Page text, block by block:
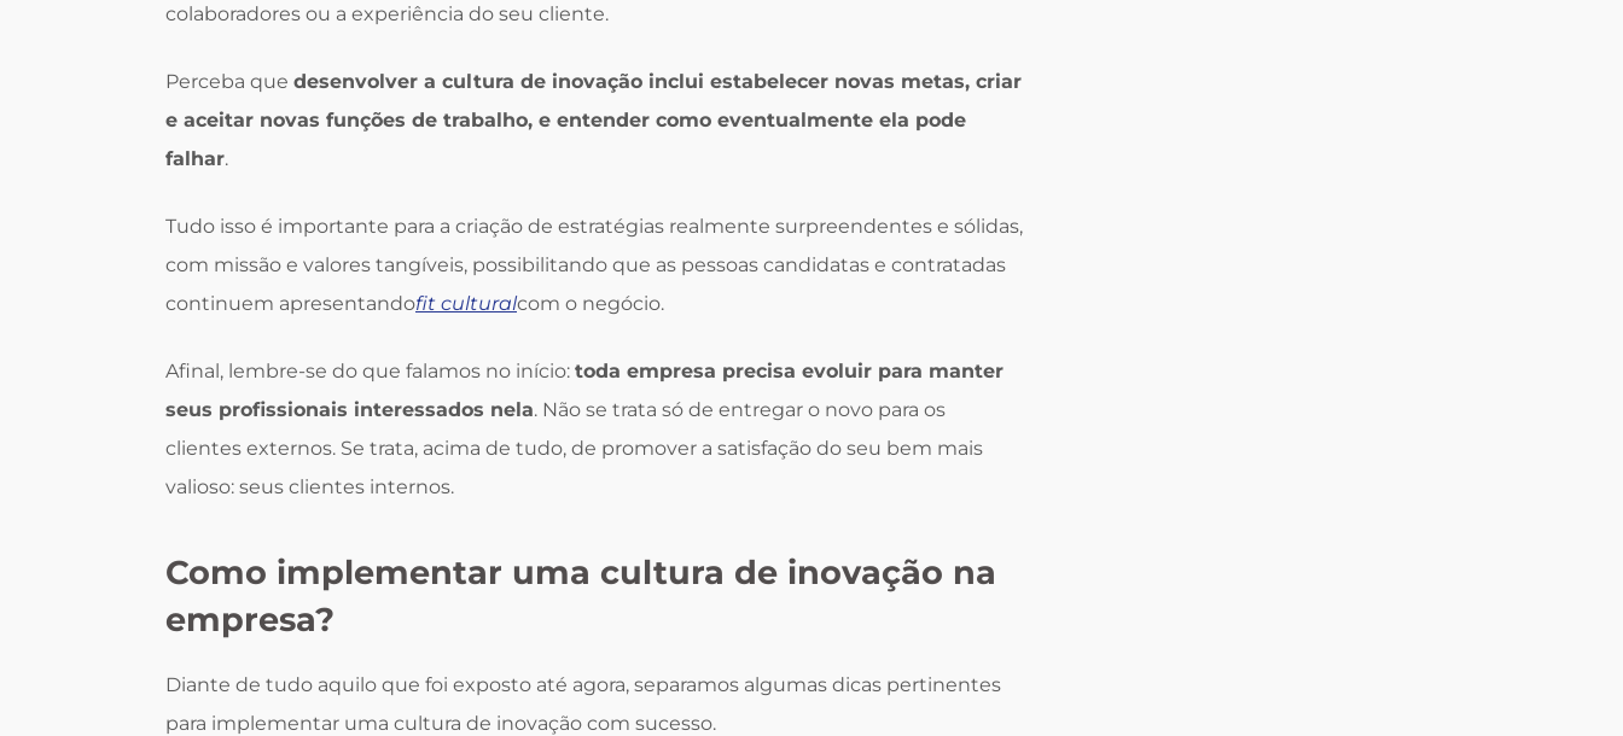
colaboradores ou a experiência do seu cliente.
Perceba que desenvolver a cultura de inovação inclui estabelecer novas metas, criar
e aceitar novas funções de trabalho, e entender como eventualmente ela pode
falhar.
Tudo isso é importante para a criação de estratégias realmente surpreendentes e sólidas,
com missão e valores tangíveis, possibilitando que as pessoas candidatas e contratadas
continuem apresentandofit culturalcom o negócio.
Afinal, lembre-se do que falamos no início: toda empresa precisa evoluir para manter
seus profissionais interessados nela. Não se trata só de entregar o novo para os
clientes externos. Se trata, acima de tudo, de promover a satisfação do seu bem mais
valioso: seus clientes internos.
Como implementar uma cultura de inovação na
empresa?
Diante de tudo aquilo que foi exposto até agora, separamos algumas dicas pertinentes
para implementar uma cultura de inovação com sucesso.